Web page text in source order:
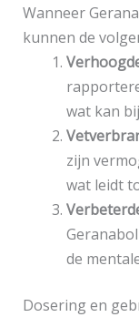
Wanneer
kunnen de
wat kan
zijn
wat leidt
de
Dosering en